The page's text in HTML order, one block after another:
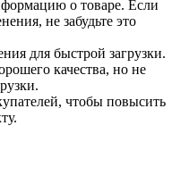
о товаре. Если
не забудьте это
для быстрой загрузки.
качества, но не
чтобы повысить